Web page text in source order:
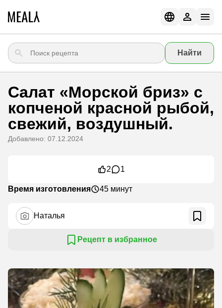
Найти
Салат «Морской бриз» с
копченой красной рыбой,
свежий, воздушный.
Добавлено: 07.12.2024
2 1
Время изготовления 45 минут
Наталья
Рецепт в избранное